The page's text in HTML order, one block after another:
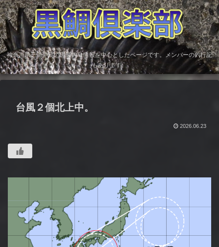
神奈川県三浦半島の黒鯛釣り情報を中心としたページです。メンバーの釣行記
もあります。
台風２個北上中。
2026.06.23